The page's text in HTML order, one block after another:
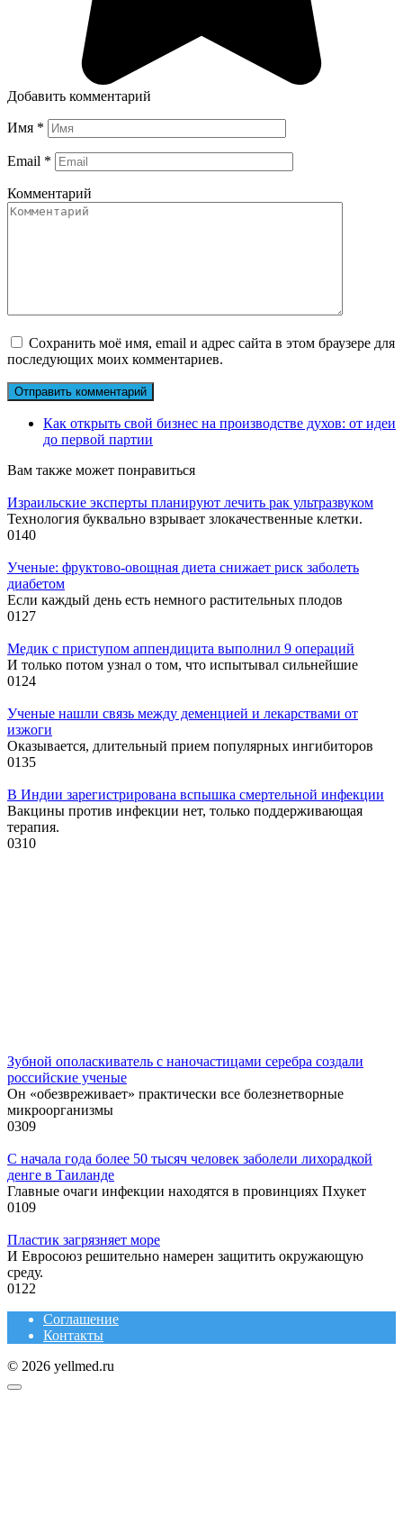
Добавить комментарий
Имя *
Email *
Комментарий
Сохранить моё имя, email и адрес сайта в этом браузере для
последующих моих комментариев.
Как открыть свой бизнес на производстве духов: от идеи
до первой партии
Вам также может понравиться
Израильские эксперты планируют лечить рак ультразвуком
Технология буквально взрывает злокачественные клетки.
0140
Ученые: фруктово-овощная диета снижает риск заболеть
диабетом
Если каждый день есть немного растительных плодов
0127
Медик с приступом аппендицита выполнил 9 операций
И только потом узнал о том, что испытывал сильнейшие
0124
Ученые нашли связь между деменцией и лекарствами от
изжоги
Оказывается, длительный прием популярных ингибиторов
0135
В Индии зарегистрирована вспышка смертельной инфекции
Вакцины против инфекции нет, только поддерживающая
терапия.
0310
Зубной ополаскиватель с наночастицами серебра создали
российские ученые
Он «обезвреживает» практически все болезнетворные
микроорганизмы
0309
С начала года более 50 тысяч человек заболели лихорадкой
денге в Таиланде
Главные очаги инфекции находятся в провинциях Пхукет
0109
Пластик загрязняет море
И Евросоюз решительно намерен защитить окружающую
среду.
0122
Соглашение
Контакты
© 2026 yellmed.ru